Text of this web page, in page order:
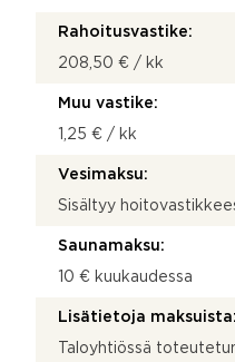
Rahoitusvastike:
208,50 € / kk
Muu vastike:
1,25 € / kk
Vesimaksu:
Sisältyy
Saunamaksu:
10 € kuukaudessa
Lisätietoja maksuista:
Taloyhtiössä